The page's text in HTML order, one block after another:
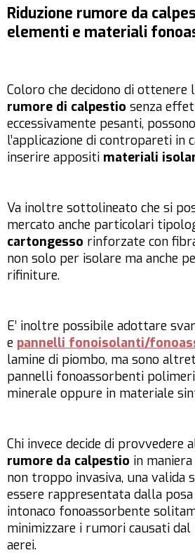
Riduzione rumore da
elementi e materiali
Coloro che decidono di ottenere
rumore di calpestio senza
eccessivamente pesanti,
l’applicazione di contropareti in
inserire appositi materiali
Va inoltre sottolineato che si
mercato anche particolari
cartongesso rinforzate con
non solo per isolare ma anche
rifiniture.
E’ inoltre possibile adottare
e pannelli fonoisolanti/
lamine di piombo, ma sono
pannelli fonoassorbenti
minerale oppure in materiale
Chi invece decide di provvedere
rumore da calpestio in
non troppo invasiva, una valida
essere rappresentata dalla
intonaco fonoassorbente
minimizzare i rumori causati
aerei.